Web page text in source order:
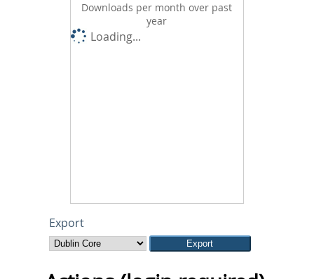
Downloads per month over past
year
Loading...
Export